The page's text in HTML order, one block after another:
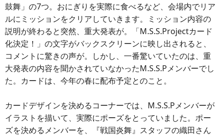
鼓舞」の7つ。おにぎりを実際に食べるなど、会場内でリア
ルにミッションをクリアしていきます。ミッション内容の
説明が終わると突然、重大発表が。「M.S.S.Projectカード
化決定！」の文字がバックスクリーンに映し出されると、
コメントに驚きの声が。しかし、一番驚いていたのは、重
大発表の内容を聞かされていなかったM.S.S.Pメンバーでし
た。カードは、今年の春に配布予定とのこと。
カードデザインを決めるコーナーでは、M.S.S.Pメンバーが
イラストを描いて、実際にポーズをとっていました。ポー
ズを決めるメンバーを、『戦国炎舞』スタッフの織田さん